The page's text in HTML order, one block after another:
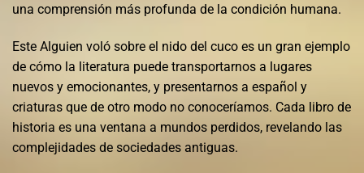
una comprensión más profunda de la condición humana.
Este Alguien voló sobre el nido del cuco es un gran ejemplo
de cómo la literatura puede transportarnos a lugares
nuevos y emocionantes, y presentarnos a español y
criaturas que de otro modo no conoceríamos. Cada libro de
historia es una ventana a mundos perdidos, revelando las
complejidades de sociedades antiguas.